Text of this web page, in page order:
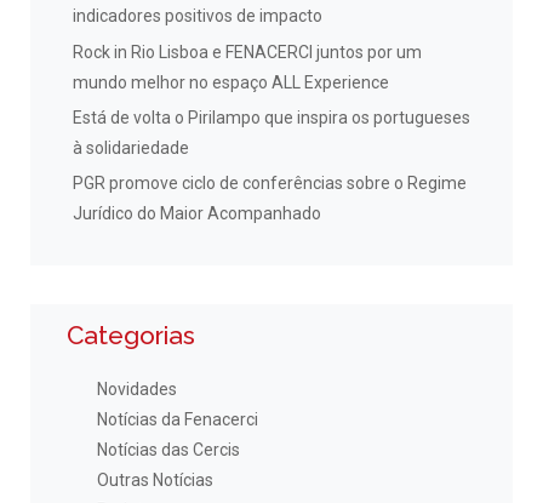
indicadores positivos de impacto
Rock in Rio Lisboa e FENACERCI juntos por um
mundo melhor no espaço ALL Experience
Está de volta o Pirilampo que inspira os portugueses
à solidariedade
PGR promove ciclo de conferências sobre o Regime
Jurídico do Maior Acompanhado
Categorias
Novidades
Notícias da Fenacerci
Notícias das Cercis
Outras Notícias